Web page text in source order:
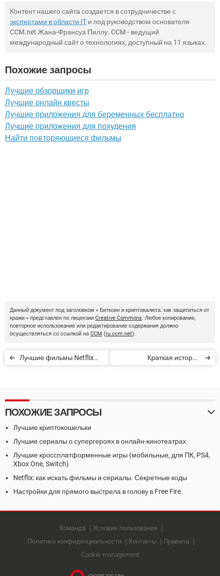
Контент нашего сайта создается в сотрудничестве с
экспертами в области IT и под руководством основателя
CCM.net Жана-Франсуа Пиллу. CCM - ведущий
международный сайт о технологиях, доступный на 11 языках.
Похожие запросы
Лучшие обзорщики игр
Лучшие онлайн квесты
Лучшие приложения для беременных бесплатно
Лучшие приложения для похудения
Найти повторяющиеся фильмы
Данный документ под заголовком « Биткоин и криптовалюта: как защититься от
кражи » представлен по лицензии Creative Commons. Любое копирование,
повторное использование или редактирование содержания должно
осуществляться со ссылкой на CCM (ru.ccm.net).
Лучшие фильмы Netflix
Краткая история
ПОХОЖИЕ ЗАПРОСЫ
Лучшие криптокошельки
Лучшие сериалы о супергероях в онлайн-кинотеатрах
Лучшие кроссплатформенные игры (мобильные, для ПК, PS4,
Xbox One, Switch)
Netflix: как искать фильмы и сериалы. Секретные коды
Настройки для прямого выстрела в голову в Free Fire
Команда
Условия пользования
Политика конфиденциальности
Контакты
Правила
Cookie management